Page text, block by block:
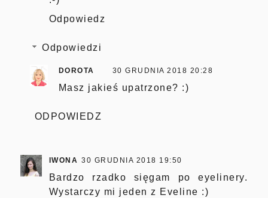
Odpowiedz
Odpowiedzi
DOROTA 30 GRUDNIA 2018 20:28
Masz jakieś upatrzone? :)
ODPOWIEDZ
IWONA 30 GRUDNIA 2018 19:50
Bardzo rzadko sięgam po eyelinery.
Wystarczy mi jeden z Eveline :)